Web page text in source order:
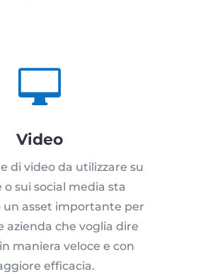

Video
di video da utilizzare su
sui social media sta
asset importante per
azienda che voglia dire
maniera veloce e con
efficacia.